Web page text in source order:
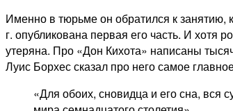
Именно в тюрьме он обратился к занятию,
г. опубликована первая его часть. И хотя
утеряна. Про «Дон Кихота» написаны
Луис Борхес сказал про него самое
«Для обоих, сновидца и его сна, вся